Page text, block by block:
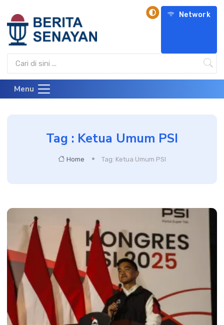
Network
Menu
Tag : Ketua Umum PSI
Home Tag: Ketua Umum PSI